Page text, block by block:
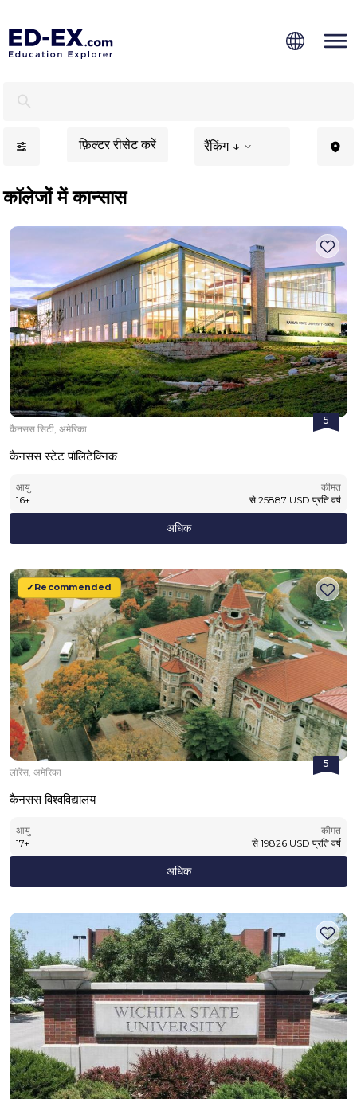
फ़िल्टर रीसेट करें रैंकिंग ↓
कॉलेजों में कान्सास
5
कैनसस सिटी, अमेरिका
कैनसस स्टेट पॉलिटेक्निक
आयु
16+
कीमत
से 25887 USD प्रति वर्ष
अधिक
Recommended
5
लॉरेंस, अमेरिका
कैनसस विश्वविद्यालय
आयु
17+
कीमत
से 19826 USD प्रति वर्ष
अधिक